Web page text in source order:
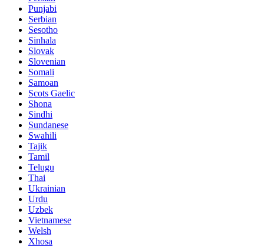
Punjabi
Serbian
Sesotho
Sinhala
Slovak
Slovenian
Somali
Samoan
Scots Gaelic
Shona
Sindhi
Sundanese
Swahili
Tajik
Tamil
Telugu
Thai
Ukrainian
Urdu
Uzbek
Vietnamese
Welsh
Xhosa